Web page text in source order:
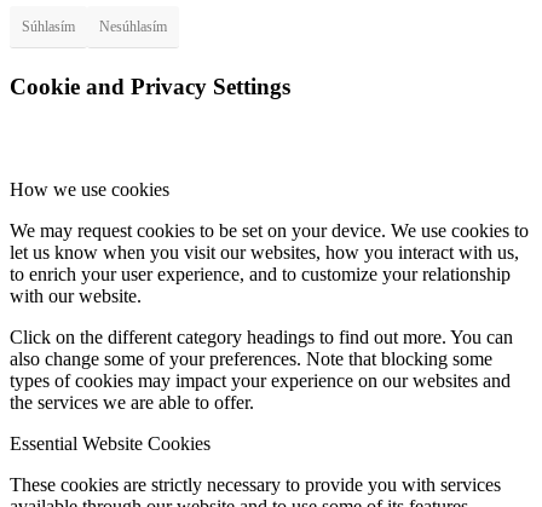
Súhlasím Nesúhlasím
Cookie and Privacy Settings
How we use cookies
We may request cookies to be set on your device. We use cookies to
let us know when you visit our websites, how you interact with us,
to enrich your user experience, and to customize your relationship
with our website.
Click on the different category headings to find out more. You can
also change some of your preferences. Note that blocking some
types of cookies may impact your experience on our websites and
the services we are able to offer.
Essential Website Cookies
These cookies are strictly necessary to provide you with services